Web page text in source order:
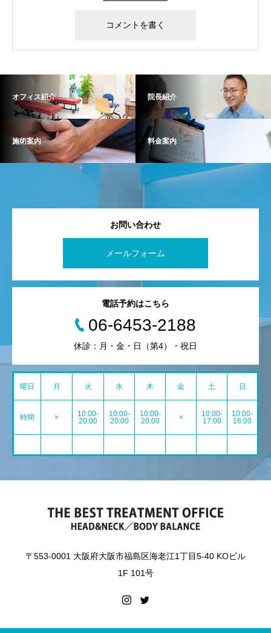
オフィス紹介 院長紹介
施術案内 料金案内
お問い合わせ
メールフォーム
電話予約はこちら
06-6453-2188
休診：月・金・日（第4）・祝日
曜日 月 火 水 木 金 土 日
時間 ×
10:00-
20:00
10:00-
20:00
10:00-
20:00
×
10:00-
17:00
10:00-
16:00
〒553-0001 大阪府大阪市福島区海老江1丁目5-40 KOビル
1F 101号